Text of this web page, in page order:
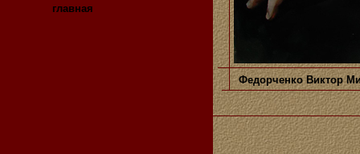
главная
Федорченко Виктор